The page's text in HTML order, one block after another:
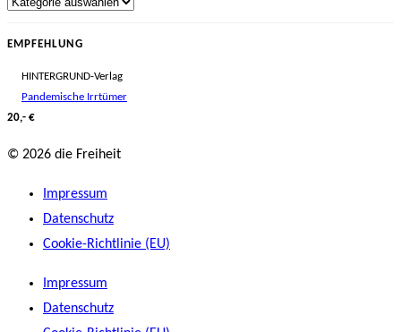
EMPFEHLUNG
HINTERGRUND-Verlag
Pandemische Irrtümer
20,- €
© 2026 die Freiheit
Impressum
Datenschutz
Cookie-Richtlinie (EU)
Impressum
Datenschutz